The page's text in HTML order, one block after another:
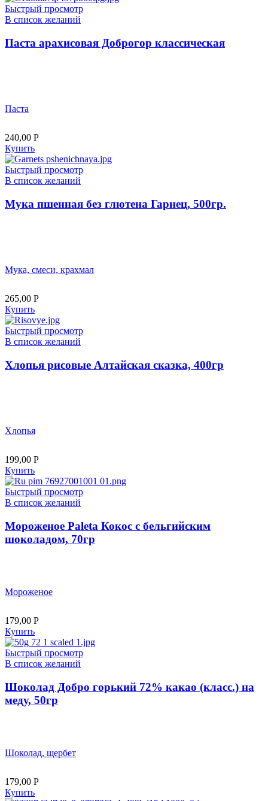
Быстрый просмотр
В список желаний
Паста арахисовая Доброгор классическая
Паста
240,00 Р
Купить
Быстрый просмотр
В список желаний
Мука пшенная без глютена Гарнец, 500гр.
Мука, смеси, крахмал
265,00 Р
Купить
Быстрый просмотр
В список желаний
Хлопья рисовые Алтайская сказка, 400гр
Хлопья
199,00 Р
Купить
Быстрый просмотр
В список желаний
Мороженое Paleta Кокос с бельгийским
шоколадом, 70гр
Мороженое
179,00 Р
Купить
Быстрый просмотр
В список желаний
Шоколад Добро горький 72% какао (класс.) на
меду, 50гр
Шоколад, щербет
179,00 Р
Купить